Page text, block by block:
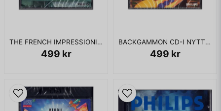
THE FRENCH IMPRESSIONISTS CD-I NYTT
499 kr
BACKGAMMON CD-I NYTT INPLASTAD
499 kr